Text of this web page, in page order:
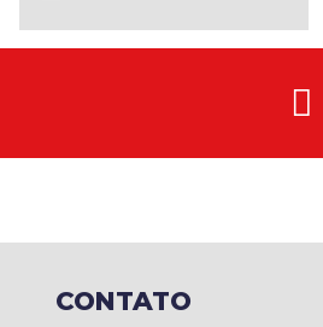
Viva de Previdência
CONTATO